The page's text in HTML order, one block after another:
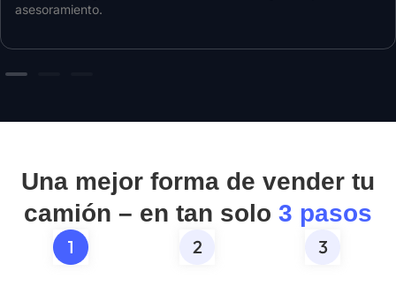
asesoramiento.
Una mejor forma de vender tu
camión – en tan solo 3 pasos